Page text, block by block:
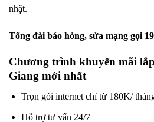
nhật.
Tổng đài báo hỏng, sửa mạng gọi
Chương trình khuyến mãi
Giang mới nhất
Trọn gói internet chỉ từ 180K/
Hỗ trợ tư vấn 24/7